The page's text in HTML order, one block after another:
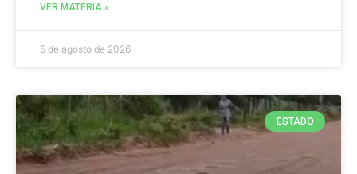
VER MATÉRIA »
5 de agosto de 2026
ESTADO